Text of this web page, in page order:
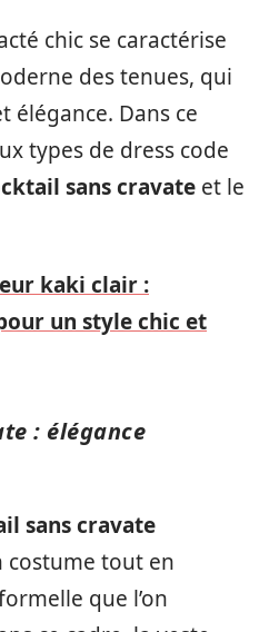
chic se caractérise
des tenues, qui
élégance. Dans ce
types de dress code
sans cravate et le
kaki clair :
un style chic et
: élégance
sans cravate
costume tout en
que l’on